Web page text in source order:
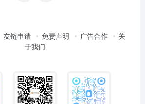
友链申请 免责声明 广告合作
关
于我们